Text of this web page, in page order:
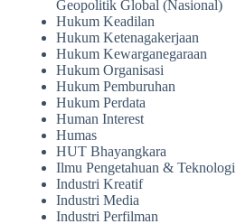
Geopolitik Global (Nasional)
Hukum Keadilan
Hukum Ketenagakerjaan
Hukum Kewarganegaraan
Hukum Organisasi
Hukum Pemburuhan
Hukum Perdata
Human Interest
Humas
HUT Bhayangkara
Ilmu Pengetahuan & Teknologi
Industri Kreatif
Industri Media
Industri Perfilman